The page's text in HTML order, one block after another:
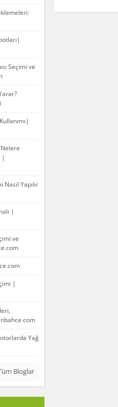
Seçimi ve
|
Yapılır
|
ve
|
Yağ
Bloglar